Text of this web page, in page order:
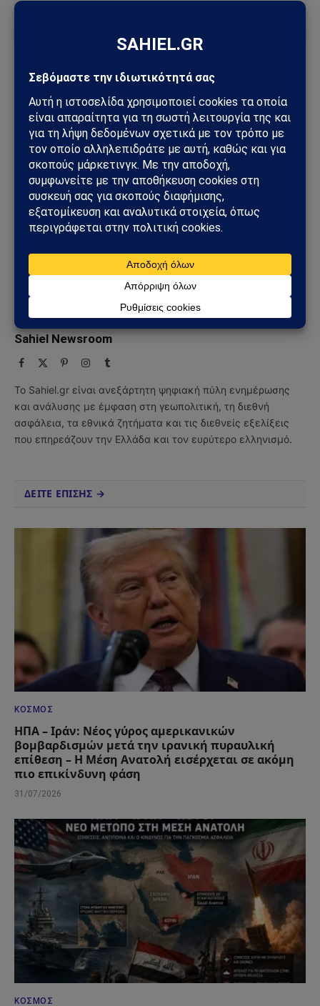
Lucas Leiroz
Σύρσκι τρομοκρατικές
Ακολουθήστε στο Instagram
Ακολουθήστε στο YouTube
Twitter Pinterest
Sahiel Newsroom
Facebook PinterestInstagram
Tumblr
Το Sahiel.gr είναι ανεξάρτητη ψηφιακή πύλη ενημέρωσης
και ανάλυσης με έμφαση στη γεωπολιτική, τη διεθνή
ασφάλεια, τα εθνικά ζητήματα και τις διεθνείς εξελίξεις
που επηρεάζουν την Ελλάδα και τον ευρύτερο ελληνισμό.
ΔΕΙΤΕ ΕΠΙΣΗΣ →
ΚΌΣΜΟΣ
ΗΠΑ – Ιράν: Νέος γύρος αμερικανικών
βομβαρδισμών μετά την ιρανική πυραυλική
επίθεση – Η Μέση Ανατολή εισέρχεται σε ακόμη
πιο επικίνδυνη φάση
31/07/2026
ΚΌΣΜΟΣ